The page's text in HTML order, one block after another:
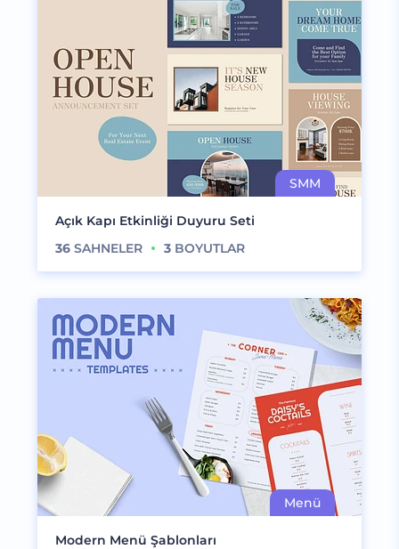
Açık Kapı Etkinliği Duyuru Seti
36 SAHNELER 3 BOYUTLAR
Modern Menü Şablonları